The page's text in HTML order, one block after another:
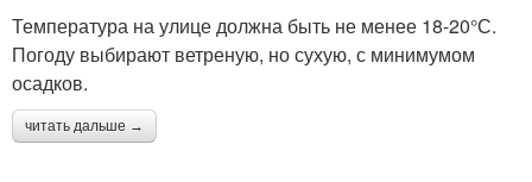
Температура на улице должна быть не менее 18-20°С.
Погоду выбирают ветреную, но сухую, с минимумом
осадков.
читать дальше →